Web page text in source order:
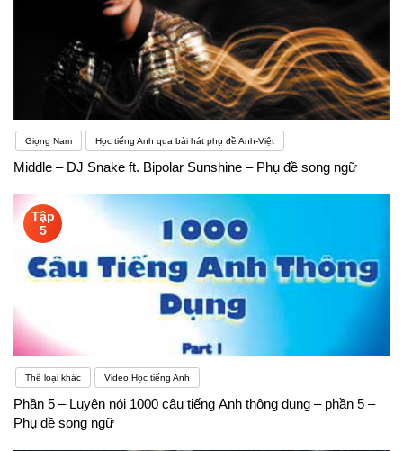
Giọng Nam Học tiếng Anh qua bài hát phụ đề Anh-Việt
Middle – DJ Snake ft. Bipolar Sunshine – Phụ đề song ngữ
Tập
5
Thể loại khác Video Học tiếng Anh
Phần 5 – Luyện nói 1000 câu tiếng Anh thông dụng – phần 5 –
Phụ đề song ngữ